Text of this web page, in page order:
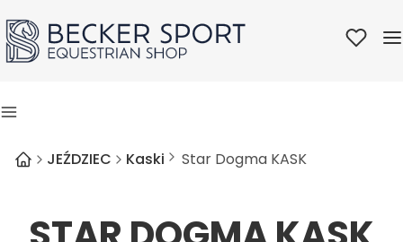
Ulubione
Menu
JEŹDZIEC Kaski Star Dogma KASK